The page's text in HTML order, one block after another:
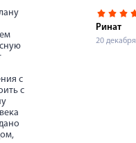
с
с
Ринат
20 декабря